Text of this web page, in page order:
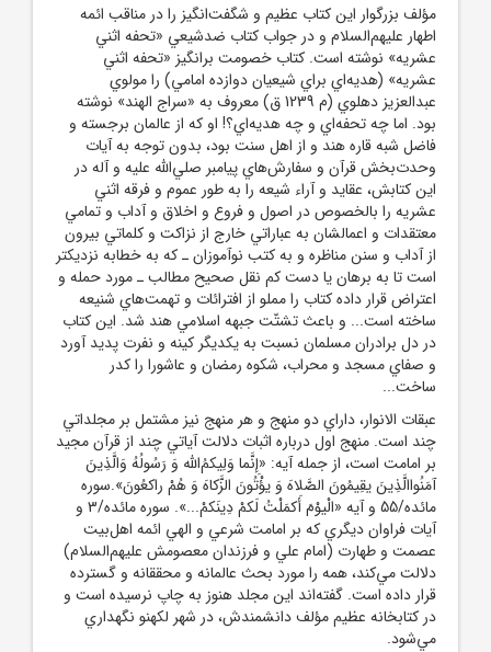
مؤلف بزرگوار اين کتاب عظيم و شگفت‌انگيز را در مناقب ائمه
اطهار عليهم‌السلام‌ و در جواب کتاب ضدشيعي «تحفه اثني
عشريه» نوشته است. کتاب خصومت‌ برانگيز‌ «تحفه اثني
عشريه» (هديه‌اي براي شيعيان دوازده امامي) را مولوي
عبدالعزيز دهلوي (م 1239 ق) معروف به «سراج الهند» نوشته
بود. اما چه تحفه‌اي و چه هديه‌اي؟! او که از عالمان برجسته و
فاضل شبه قاره هند و از اهل سنت بود، بدون توجه به آيات
وحدت‌بخش قرآن و سفارش‌هاي پيامبر صلي‌الله عليه و آله در
اين کتابش، عقايد و آراء شيعه را به طور عموم و فرقه اثني
عشريه را بالخصوص در اصول و فروع و اخلاق و آداب و تمامي
معتقدات و اعمالشان به عباراتي خارج از نزاکت و کلماتي بيرون
از آداب و سنن مناظره و به کتب نوآموزان ـ که به خطابه نزديکتر
است تا به برهان يا دست کم نقل صحيح مطالب ـ مورد حمله و
اعتراض قرار داده کتاب را مملو از افترائات و تهمت‌هاي شنيعه
ساخته است... و باعث تشتّت جبهه اسلامي هند شد. اين کتاب
در دل برادران مسلمان نسبت به يکديگر کينه و نفرت پديد آورد
و صفاي مسجد و محراب، شکوه رمضان و عاشورا را کدر
ساخت...
عبقات الانوار، داراي دو منهج و هر منهج نيز مشتمل بر مجلداتي
چند است. منهج اول درباره اثبات دلالت آياتي چند از قرآن مجيد
بر امامت است، از جمله آيه: «إِنَّما وَلِيکمُ‌الله وَ رَسُولُهُ وَالَّذِينَ
آمَنُواالَّذِينَ يقِيمُونَ الصَّلاهَ وَ يؤْتُونَ الزَّکاهَ وَ هُمْ راکعُونَ».سوره
مائده/55 و آيه «الْيوْمَ أَکمَلْتُ لَکمْ دِينَکمْ...». سوره مائده/3 و
آيات فراوان ديگري که بر امامت شرعي و الهي ائمه اهل‌بيت
عصمت و طهارت (امام علي و فرزندان معصومش عليهم‌السلام)
دلالت مي‌کند، همه را مورد بحث عالمانه و محققانه و گسترده
قرار داده است. گفته‌اند اين مجلد هنوز به چاپ نرسيده است و
در کتابخانه عظيم مؤلف دانشمندش، در شهر لکهنو نگهداري
مي‌شود.